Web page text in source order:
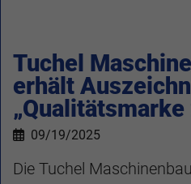
Tuchel
erhält
„Qualitätsmarke
09/19/2025
Die Tuchel